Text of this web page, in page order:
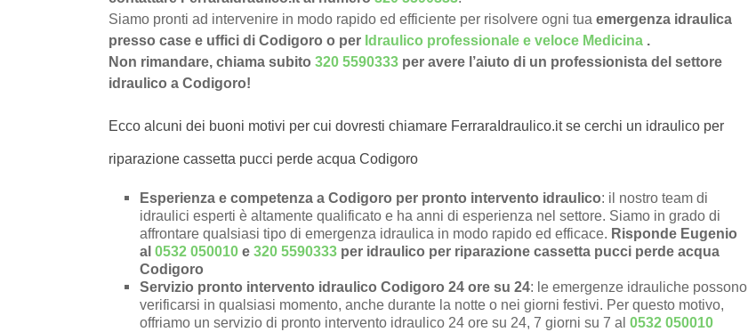
Siamo pronti ad intervenire in modo rapido ed efficiente per risolvere ogni tua emergenza idraulica
presso case e uffici di Codigoro o per Idraulico professionale e veloce Medicina .
Non rimandare, chiama subito 320 5590333 per avere l’aiuto di un professionista del settore
idraulico a Codigoro!
Ecco alcuni dei buoni motivi per cui dovresti chiamare FerraraIdraulico.it se cerchi un idraulico per
riparazione cassetta pucci perde acqua Codigoro
Esperienza e competenza a Codigoro per pronto intervento idraulico: il nostro team di
idraulici esperti è altamente qualificato e ha anni di esperienza nel settore. Siamo in grado di
affrontare qualsiasi tipo di emergenza idraulica in modo rapido ed efficace. Risponde Eugenio
al 0532 050010 e 320 5590333 per idraulico per riparazione cassetta pucci perde acqua
Codigoro
Servizio pronto intervento idraulico Codigoro 24 ore su 24: le emergenze idrauliche possono
verificarsi in qualsiasi momento, anche durante la notte o nei giorni festivi. Per questo motivo,
offriamo un servizio di pronto intervento idraulico 24 ore su 24, 7 giorni su 7 al 0532 050010